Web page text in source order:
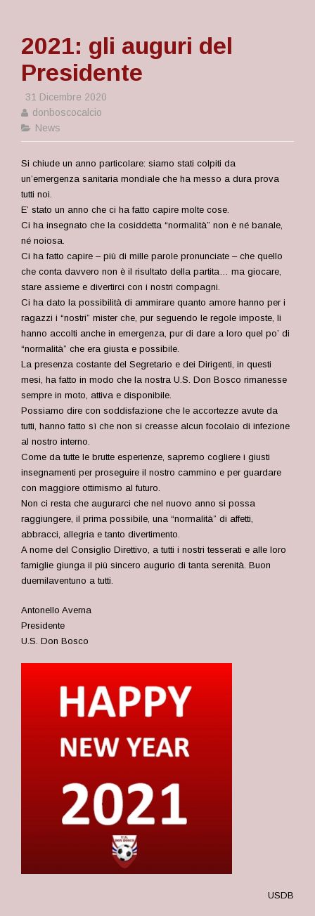
2021: gli auguri del
Presidente
31 Dicembre 2020
donboscocalcio
News
Si chiude un anno particolare: siamo stati colpiti da
un’emergenza sanitaria mondiale che ha messo a dura prova
tutti noi.
E’ stato un anno che ci ha fatto capire molte cose.
Ci ha insegnato che la cosiddetta “normalità” non è né banale,
né noiosa.
Ci ha fatto capire – più di mille parole pronunciate – che quello
che conta davvero non è il risultato della partita… ma giocare,
stare assieme e divertirci con i nostri compagni.
Ci ha dato la possibilità di ammirare quanto amore hanno per i
ragazzi i “nostri” mister che, pur seguendo le regole imposte, li
hanno accolti anche in emergenza, pur di dare a loro quel po’ di
“normalità” che era giusta e possibile.
La presenza costante del Segretario e dei Dirigenti, in questi
mesi, ha fatto in modo che la nostra U.S. Don Bosco rimanesse
sempre in moto, attiva e disponibile.
Possiamo dire con soddisfazione che le accortezze avute da
tutti, hanno fatto sì che non si creasse alcun focolaio di infezione
al nostro interno.
Come da tutte le brutte esperienze, sapremo cogliere i giusti
insegnamenti per proseguire il nostro cammino e per guardare
con maggiore ottimismo al futuro.
Non ci resta che augurarci che nel nuovo anno si possa
raggiungere, il prima possibile, una “normalità” di affetti,
abbracci, allegria e tanto divertimento.
A nome del Consiglio Direttivo, a tutti i nostri tesserati e alle loro
famiglie giunga il più sincero augurio di tanta serenità. Buon
duemilaventuno a tutti.
Antonello Averna
Presidente
U.S. Don Bosco
USDB